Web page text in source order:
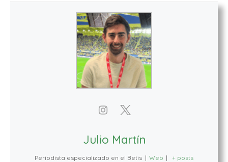
Julio Martín
Periodista especializado en el Betis | Web | + posts